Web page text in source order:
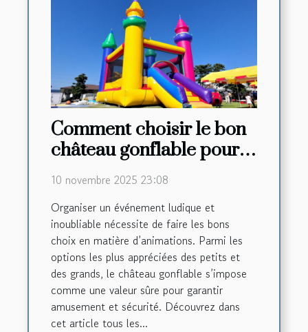
Comment choisir le bon
château gonflable pour
votre événement ?
10 novembre 2025 23:08
Organiser un événement ludique et
inoubliable nécessite de faire les bons
choix en matière d’animations. Parmi les
options les plus appréciées des petits et
des grands, le château gonflable s’impose
comme une valeur sûre pour garantir
amusement et sécurité. Découvrez dans
cet article tous les...